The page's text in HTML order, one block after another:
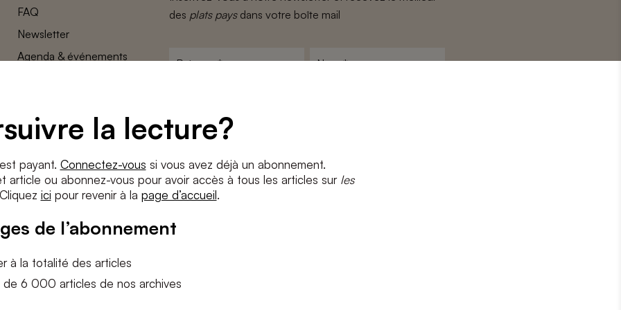
la lecture?
payant. Connectez-vous si vous avez déjà un abonnement.
article ou abonnez-vous pour avoir accès à tous les articles sur les
ici pour revenir à la page d’accueil.
de l’abonnement
à la totalité des articles
6 000 articles de nos archives
FAQ
Newsletter
Agenda & événements
Paramètres des cookies
des plats paysdans votre boîte mail
e-
mail
Conditions *
J'accepteles termes et conditionsetla politique de confidentialité